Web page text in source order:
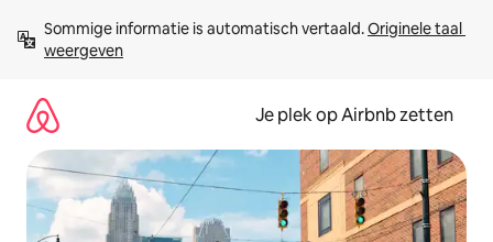
direct
naar
Sommige informatie is automatisch vertaald. Originele taal
weergeven
Je plek op Airbnb zetten